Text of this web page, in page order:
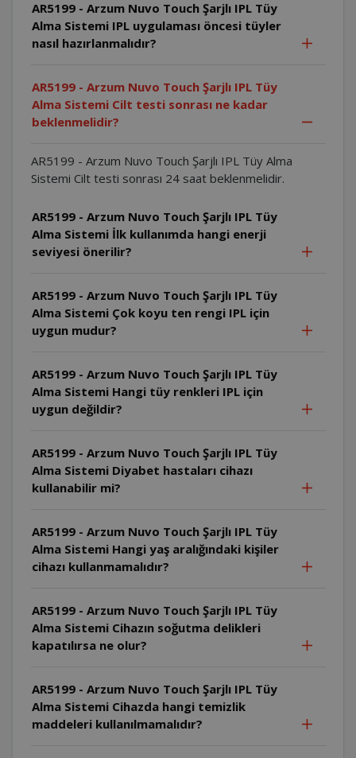
AR5199 - Arzum Nuvo Touch Şarjlı IPL Tüy
Alma Sistemi IPL uygulaması öncesi tüyler
nasıl hazırlanmalıdır?
AR5199 - Arzum Nuvo Touch Şarjlı IPL Tüy
Alma Sistemi Cilt testi sonrası ne kadar
beklenmelidir?
AR5199 - Arzum Nuvo Touch Şarjlı IPL Tüy Alma
Sistemi Cilt testi sonrası 24 saat beklenmelidir.
AR5199 - Arzum Nuvo Touch Şarjlı IPL Tüy
Alma Sistemi İlk kullanımda hangi enerji
seviyesi önerilir?
AR5199 - Arzum Nuvo Touch Şarjlı IPL Tüy
Alma Sistemi Çok koyu ten rengi IPL için
uygun mudur?
AR5199 - Arzum Nuvo Touch Şarjlı IPL Tüy
Alma Sistemi Hangi tüy renkleri IPL için
uygun değildir?
AR5199 - Arzum Nuvo Touch Şarjlı IPL Tüy
Alma Sistemi Diyabet hastaları cihazı
kullanabilir mi?
AR5199 - Arzum Nuvo Touch Şarjlı IPL Tüy
Alma Sistemi Hangi yaş aralığındaki kişiler
cihazı kullanmamalıdır?
AR5199 - Arzum Nuvo Touch Şarjlı IPL Tüy
Alma Sistemi Cihazın soğutma delikleri
kapatılırsa ne olur?
AR5199 - Arzum Nuvo Touch Şarjlı IPL Tüy
Alma Sistemi Cihazda hangi temizlik
maddeleri kullanılmamalıdır?